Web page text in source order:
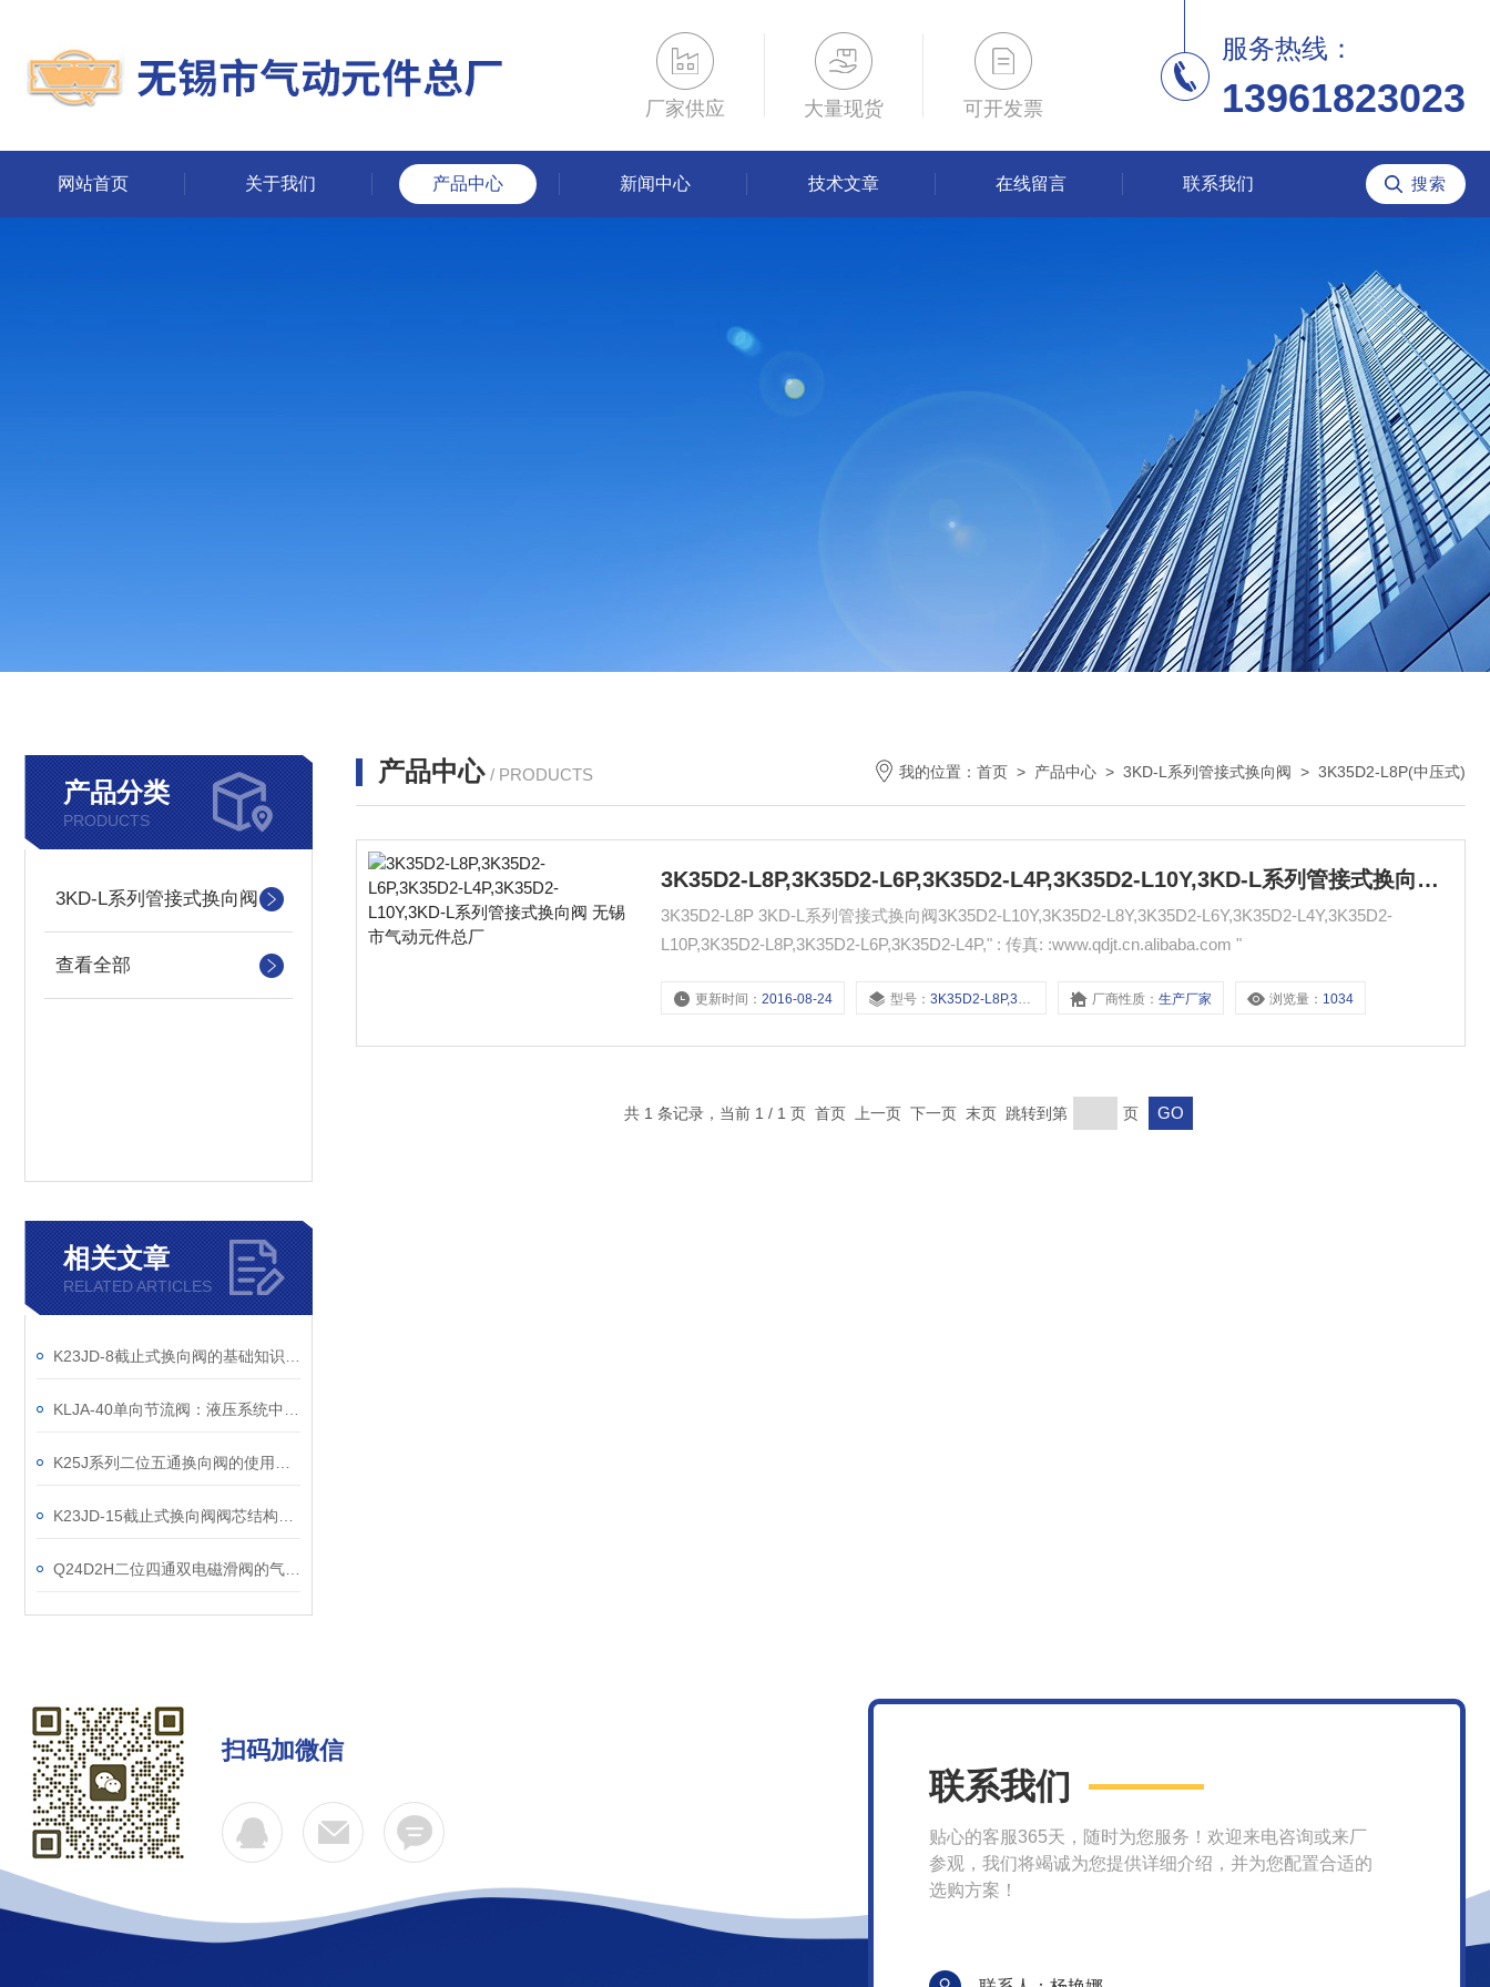
厂家供应 大量现货 可开发票
服务热线：
13961823023
网站首页 关于我们 产品中心 新闻中心 技术文章 在线留言 联系我们
产品分类
PRODUCTS
3KD-L系列管接式换向阀
查看全部
相关文章
RELATED ARTICLES
产品中心 / PRODUCTS 我的位置： 首页 > 产品中心 > 3KD-L系列管接式换向阀 > 3K35D2-L8P(中压式)
3K35D2-L8P,3K35D2-L6P,3K35D2-L4P,3K35D2-L10Y,3KD-L系列管接式换向阀 无锡市气动元件总厂
3K35D2-L8P 3KD-L系列管接式换向阀3K35D2-L10Y,3K35D2-L8Y,3K35D2-L6Y,3K35D2-L4Y,3K35D2-
L10P,3K35D2-L8P,3K35D2-L6P,3K35D2-L4P," : 传真: :www.qdjt.cn.alibaba.com "
更新时间：2016-08-24 型号：3K35D2-L8P,3K35D2-L6P,3K35D2-L4P,3K35D2-L10Y, 厂商性质：生产厂家 浏览量： 1034
共 1 条记录，当前 1 / 1 页 首页 上一页 下一页 末页 跳转到第 页
扫码加微信
联系我们
贴心的客服365天，随时为您服务！欢迎来电咨询或来厂
参观，我们将竭诚为您提供详细介绍，并为您配置合适的
选购方案！